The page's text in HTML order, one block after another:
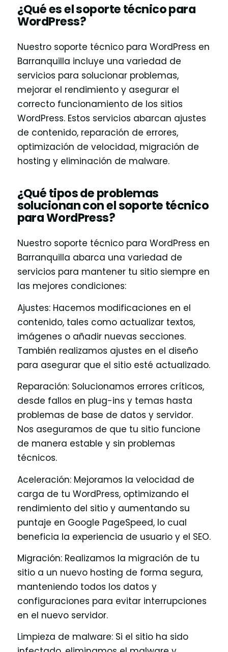
¿Qué es el soporte técnico para
WordPress?
Nuestro soporte técnico para WordPress en
Barranquilla incluye una variedad de
servicios para solucionar problemas,
mejorar el rendimiento y asegurar el
correcto funcionamiento de los sitios
WordPress. Estos servicios abarcan ajustes
de contenido, reparación de errores,
optimización de velocidad, migración de
hosting y eliminación de malware.
¿Qué tipos de problemas
solucionan con el soporte técnico
para WordPress?
Nuestro soporte técnico para WordPress en
Barranquilla abarca una variedad de
servicios para mantener tu sitio siempre en
las mejores condiciones:
Ajustes: Hacemos modificaciones en el
contenido, tales como actualizar textos,
imágenes o añadir nuevas secciones.
También realizamos ajustes en el diseño
para asegurar que el sitio esté actualizado.
Reparación: Solucionamos errores críticos,
desde fallos en plug-ins y temas hasta
problemas de base de datos y servidor.
Nos aseguramos de que tu sitio funcione
de manera estable y sin problemas
técnicos.
Aceleración: Mejoramos la velocidad de
carga de tu WordPress, optimizando el
rendimiento del sitio y aumentando su
puntaje en Google PageSpeed, lo cual
beneficia la experiencia de usuario y el SEO.
Migración: Realizamos la migración de tu
sitio a un nuevo hosting de forma segura,
manteniendo todos los datos y
configuraciones para evitar interrupciones
en el nuevo servidor.
Limpieza de malware: Si el sitio ha sido